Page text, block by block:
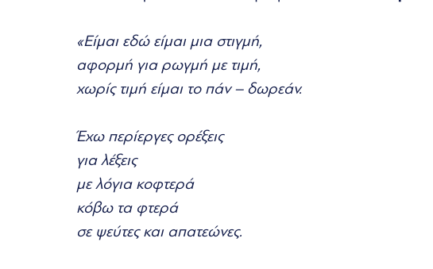
«Είμαι εδώ είμαι μια στιγμή,
αφορμή για ρωγμή με τιμή,
χωρίς τιμή είμαι το πάν – δωρεάν.
Έχω περίεργες ορέξεις
για λέξεις
με λόγια κοφτερά
κόβω τα φτερά
σε ψεύτες και απατεώνες.